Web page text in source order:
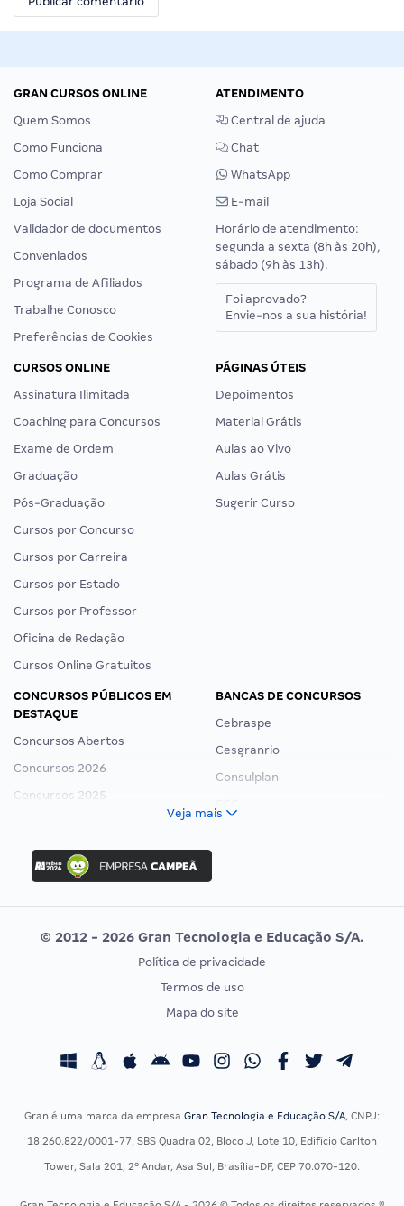
GRAN CURSOS ONLINE
Quem Somos
Como Funciona
Como Comprar
Loja Social
Validador de documentos
Conveniados
Programa de Afiliados
Trabalhe Conosco
Preferências de Cookies
ATENDIMENTO
Central de ajuda
Chat
WhatsApp
E-mail
Horário de atendimento:
segunda a sexta (8h às 20h),
sábado (9h às 13h).
Foi aprovado?
Envie-nos a sua história!
CURSOS ONLINE
Assinatura Ilimitada
Coaching para Concursos
Exame de Ordem
Graduação
Pós-Graduação
Cursos por Concurso
Cursos por Carreira
Cursos por Estado
Cursos por Professor
Oficina de Redação
Cursos Online Gratuitos
PÁGINAS ÚTEIS
Depoimentos
Material Grátis
Aulas ao Vivo
Aulas Grátis
Sugerir Curso
CONCURSOS PÚBLICOS EM
DESTAQUE
Concursos Abertos
Concursos 2026
Concursos 2025
Concurso Ibama
Concurso MPU
Editais publicados
BANCAS DE CONCURSOS
Cebraspe
Cesgranrio
Consulplan
Vunesp
CONCURSOS POR PROFISSÃO
Concursos Fiscais
Concursos Saúde
EXAME DE ORDEM
Calendário OAB
Veja mais
© 2012 - 2026 Gran Tecnologia e Educação S/A.
Política de privacidade
Termos de uso
Mapa do site
Gran é uma marca da empresa Gran Tecnologia e Educação S/A, CNPJ:
18.260.822/0001-77, SBS Quadra 02, Bloco J, Lote 10, Edifício Carlton
Tower, Sala 201, 2º Andar, Asa Sul, Brasília-DF, CEP 70.070-120.